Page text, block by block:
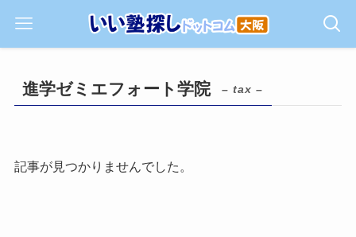
進学ゼミエフォート学院 – tax –
記事が見つかりませんでした。